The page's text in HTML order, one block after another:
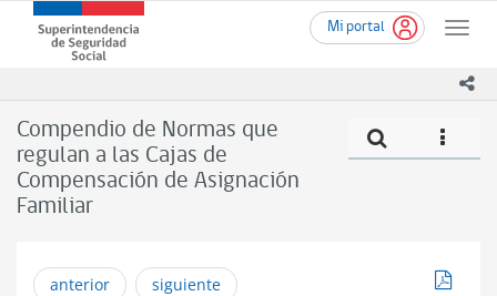
contenido
Mi portal
Toggle
Superintendencia
de
(SUSESO)
-
Gobierno
de
Chile
Compendio de Normas que
regulan a las Cajas de
Compensación de Asignación
Familiar
icono
anterior siguiente